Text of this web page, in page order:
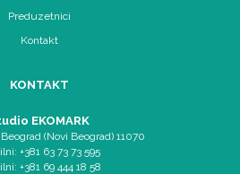
Preduzetnici
Kontakt
KONTAKT
EKOMARK
(Novi Beograd) 11070
+381 63 73 73 595
+381 69 444 18 58